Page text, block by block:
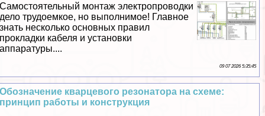
Самостоятельный монтаж электропроводки
дело трудоемкое, но выполнимое! Главное
знать несколько основных правил
прокладки кабеля и установки
аппаратуры....
09 07 2026 5:35:45
Обозначение кварцевого резонатора на схеме:
принцип работы и конструкция